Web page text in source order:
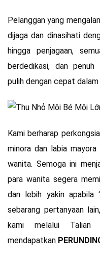
Pelanggan yang
dijaga dan dinasihati
hingga penjagaan,
berdedikasi, dan penuh
pulih dengan cepat
Kami berharap
minora dan labia
wanita. Semoga ini
para wanita segera
dan lebih yakin apabila
sebarang pertanyaan
kami melalui Talian
mendapatkan